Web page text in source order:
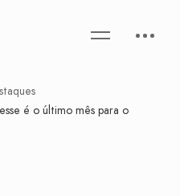
é o último mês para o